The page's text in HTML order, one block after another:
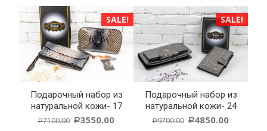
SALE!
набор из
кожи- 17
Р3550.00
SALE!
Подарочный набор из
натуральной кожи- 24
Р Р4850.00 Р